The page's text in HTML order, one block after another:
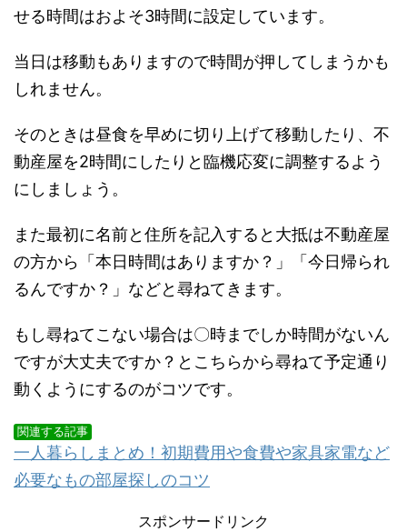
せる時間はおよそ3時間に設定しています。
当日は移動もありますので時間が押してしまうかも
しれません。
そのときは昼食を早めに切り上げて移動したり、不
動産屋を2時間にしたりと臨機応変に調整するよう
にしましょう。
また最初に名前と住所を記入すると大抵は不動産屋
の方から「本日時間はありますか？」「今日帰られ
るんですか？」などと尋ねてきます。
もし尋ねてこない場合は〇時までしか時間がないん
ですが大丈夫ですか？とこちらから尋ねて予定通り
動くようにするのがコツです。
関連する記事
一人暮らしまとめ！初期費用や食費や家具家電など
必要なもの部屋探しのコツ
スポンサードリンク